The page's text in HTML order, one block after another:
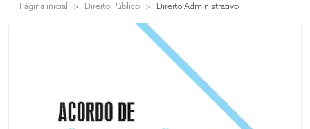
Página inicial > Direito Público > Direito Administrativo